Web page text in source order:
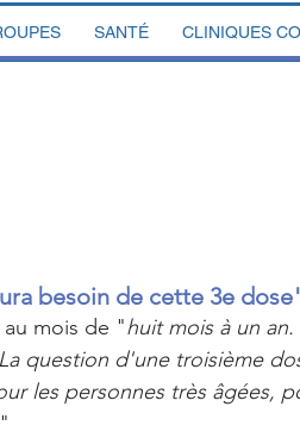
SANTÉ CLINIQUES
besoin de cette 3e
mois de "huit mois à un an.
La question d'une troisième
les personnes très âgées,
"